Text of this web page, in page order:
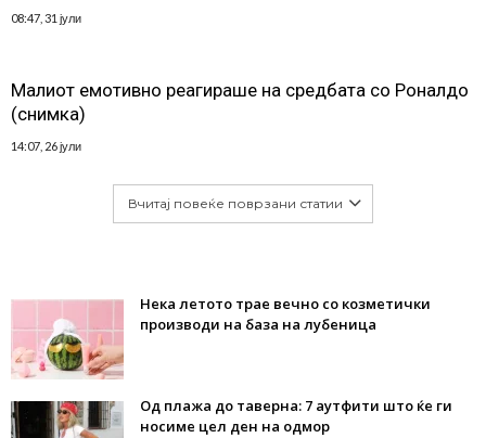
08:47, 31 јули
Малиот емотивно реагираше на средбата со Роналдо
(снимка)
14:07, 26 јули
Вчитај повеќе поврзани статии
Нека летото трае вечно со козметички
производи на база на лубеница
Од плажа до таверна: 7 аутфити што ќе ги
носиме цел ден на одмор